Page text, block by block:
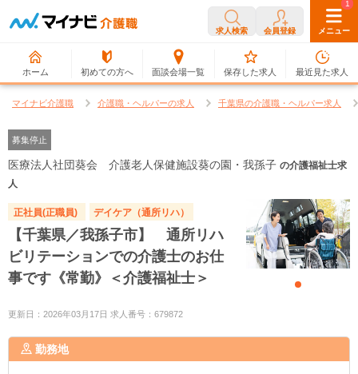
求人検索 会員登録 メニュー
ホーム 初めての方へ 面談会場一覧
0
保存した求人
1
最近見た求人
マイナビ介護職 介護職・ヘルパーの求人 千葉県の介護職・ヘルパー求人
募集停止
医療法人社団葵会 介護老人保健施設葵の園・我孫子 の介護福祉士求
人
正社員(正職員) デイケア（通所リハ）
【千葉県／我孫子市】 通所リハ
ビリテーションでの介護士のお仕
事です《常勤》＜介護福祉士＞
更新日：2026年03月17日 求人番号：679872
勤務地